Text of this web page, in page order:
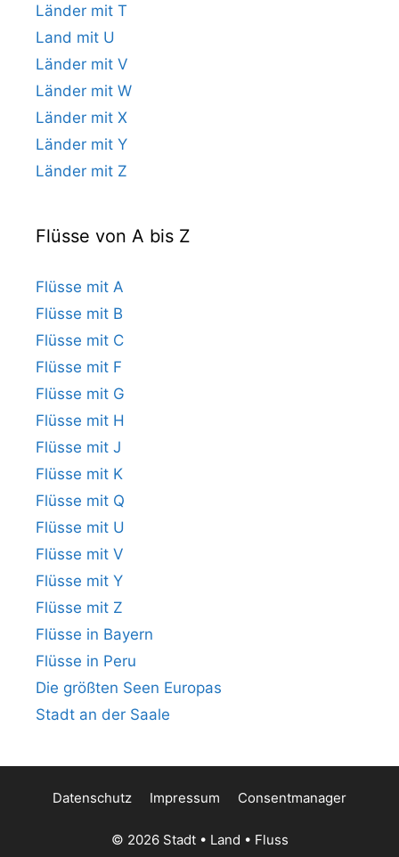
Länder mit T
Land mit U
Länder mit V
Länder mit W
Länder mit X
Länder mit Y
Länder mit Z
Flüsse von A bis Z
Flüsse mit A
Flüsse mit B
Flüsse mit C
Flüsse mit F
Flüsse mit G
Flüsse mit H
Flüsse mit J
Flüsse mit K
Flüsse mit Q
Flüsse mit U
Flüsse mit V
Flüsse mit Y
Flüsse mit Z
Flüsse in Bayern
Flüsse in Peru
Die größten Seen Europas
Stadt an der Saale
Datenschutz Impressum Consentmanager
© 2026 Stadt • Land • Fluss